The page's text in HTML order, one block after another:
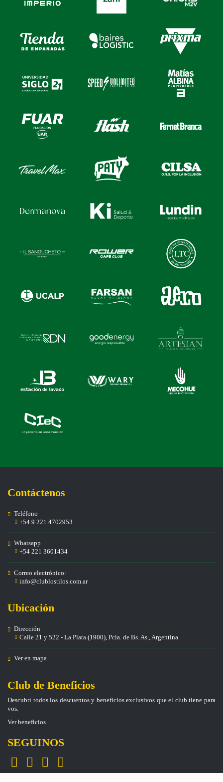
Contáctenos
Teléfono
+54 9 221 4702953
Whatsapp
+54 221 3601434
Correo electrónico:
info@clublostilos.com.ar
Ubicación
Dirección
Calle 21 y 522 - La Plata (1900), Pcia. de Bs. As., Argentina
Ver en mapa
Club de Beneficios
Descubrí todos los descuentos y beneficios exclusivos que el club tiene para
vos.
Ver beneficios
SEGUINOS